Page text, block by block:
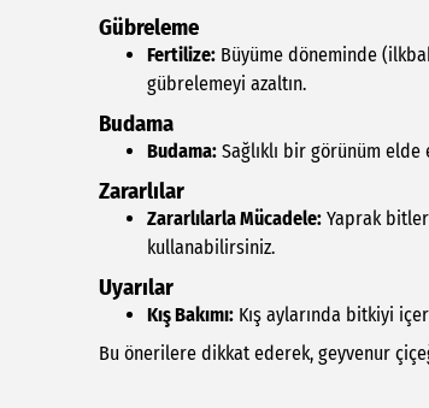
Gübreleme
Fertilize: Büyüme döneminde
gübrelemeyi azaltın.
Budama
Budama: Sağlıklı bir görünüm
Zararlılar
Zararlılarla Mücadele: Yaprak
kullanabilirsiniz.
Uyarılar
Kış Bakımı: Kış aylarında bitkiyi
Bu önerilere dikkat ederek, geyvenur